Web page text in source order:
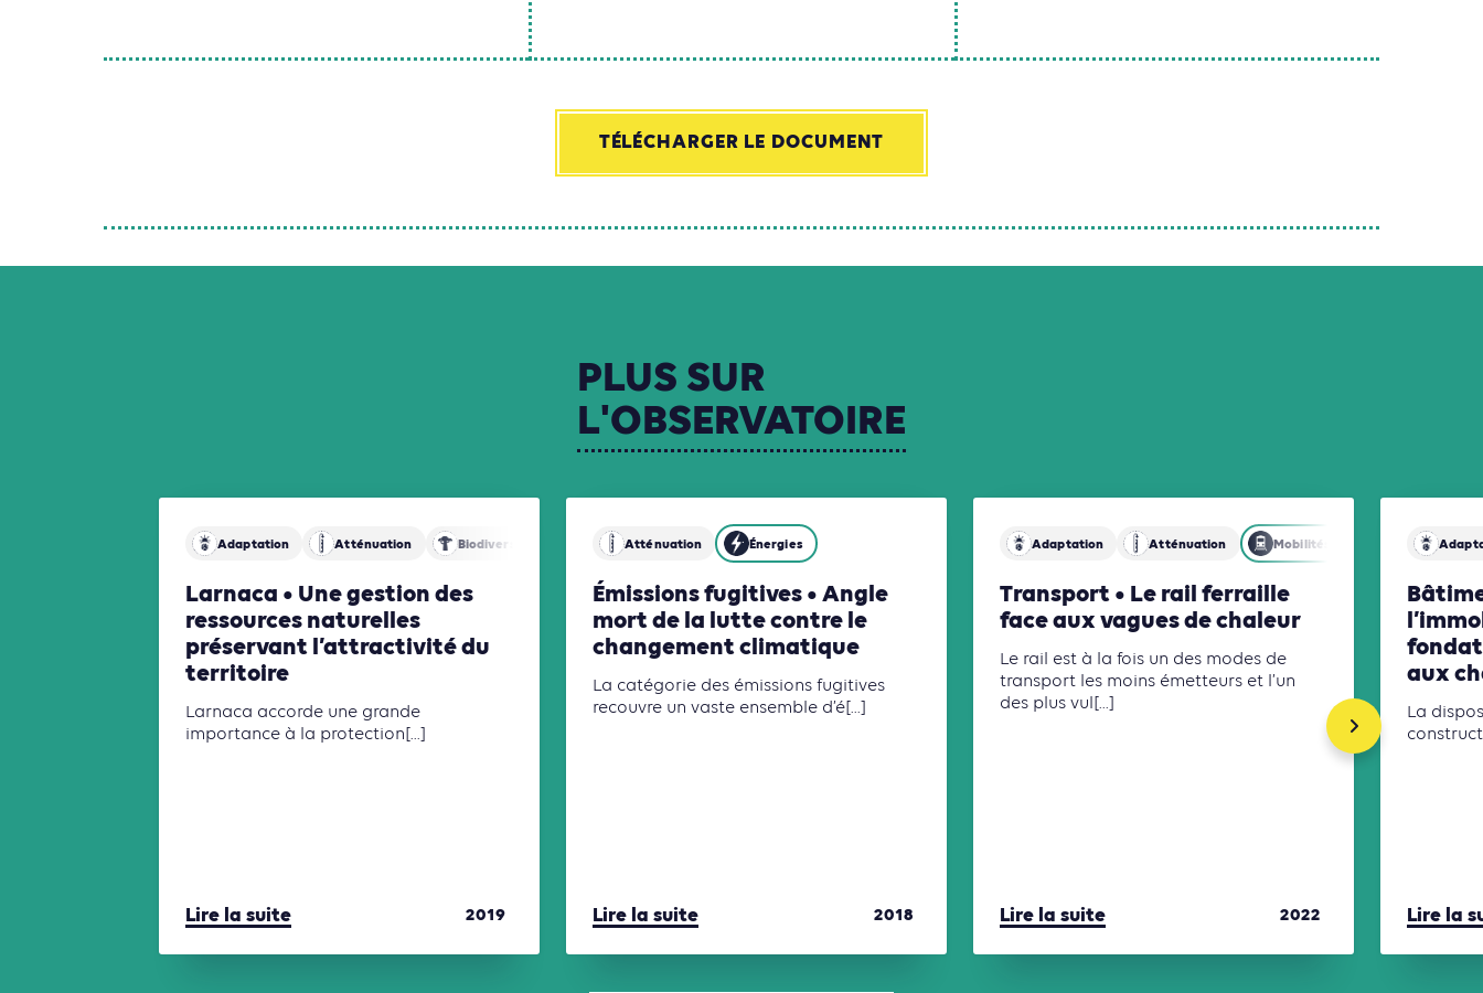
TÉLÉCHARGER LE DOCUMENT
PLUS SUR
L'OBSERVATOIRE
Adaptation Atténuation Biodiversité Énergies Mobilités
Larnaca • Une gestion des
ressources naturelles
préservant l’attractivité du
territoire
Larnaca accorde une grande
importance à la protection[...]
Lire la suite 2019
Atténuation Énergies
Émissions fugitives • Angle
mort de la lutte contre le
changement climatique
La catégorie des émissions fugitives
recouvre un vaste ensemble d’é[...]
Lire la suite 2018
Adaptation Atténuation Mobilités
Transport • Le rail ferraille
face aux vagues de chaleur
Le rail est à la fois un des modes de
transport les moins émetteurs et l’un
des plus vul[...]
Lire la suite 2022
aux
La
Lire la